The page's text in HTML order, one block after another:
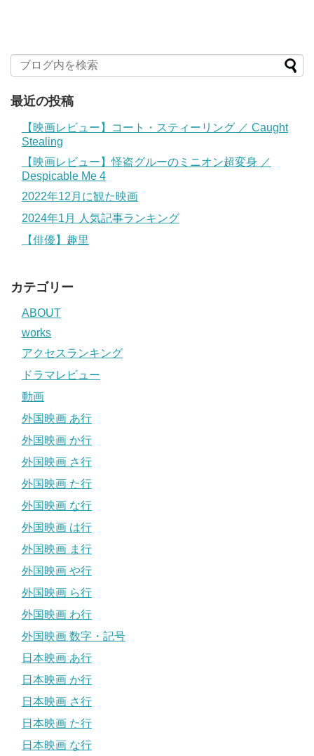
最近の投稿
【映画レビュー】コート・スティーリング ／ Caught
Stealing
【映画レビュー】怪盗グルーのミニオン超変身 ／
Despicable Me 4
2022年12月に観た映画
2024年1月 人気記事ランキング
【俳優】趣里
カテゴリー
ABOUT
works
アクセスランキング
ドラマレビュー
動画
外国映画 あ行
外国映画 か行
外国映画 さ行
外国映画 た行
外国映画 な行
外国映画 は行
外国映画 ま行
外国映画 や行
外国映画 ら行
外国映画 わ行
外国映画 数字・記号
日本映画 あ行
日本映画 か行
日本映画 さ行
日本映画 た行
日本映画 な行